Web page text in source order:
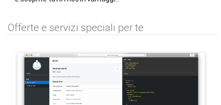
Offerte e servizi speciali per te